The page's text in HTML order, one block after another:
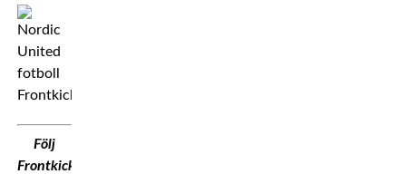
Följ
Frontkick.Online